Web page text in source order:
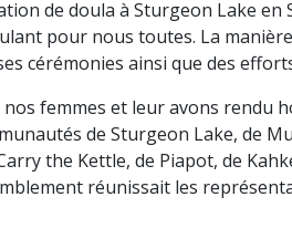
de doula à Sturgeon Lake
pour nous toutes. La
cérémonies ainsi que des
femmes et leur avons rendu
de Sturgeon Lake, de
the Kettle, de Piapot, de
réunissait les